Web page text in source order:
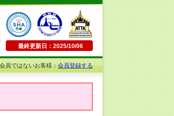
最終更新日：2025/10/06
員ではないお客様：会員登録する